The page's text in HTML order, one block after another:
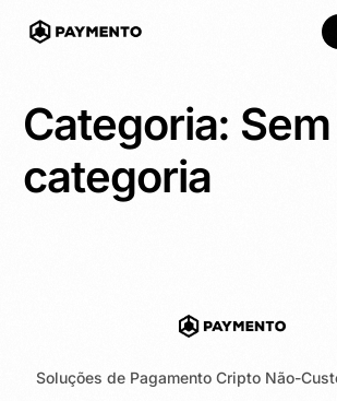
Categoria: Sem
categoria
Soluções de Pagamento Cripto Não-